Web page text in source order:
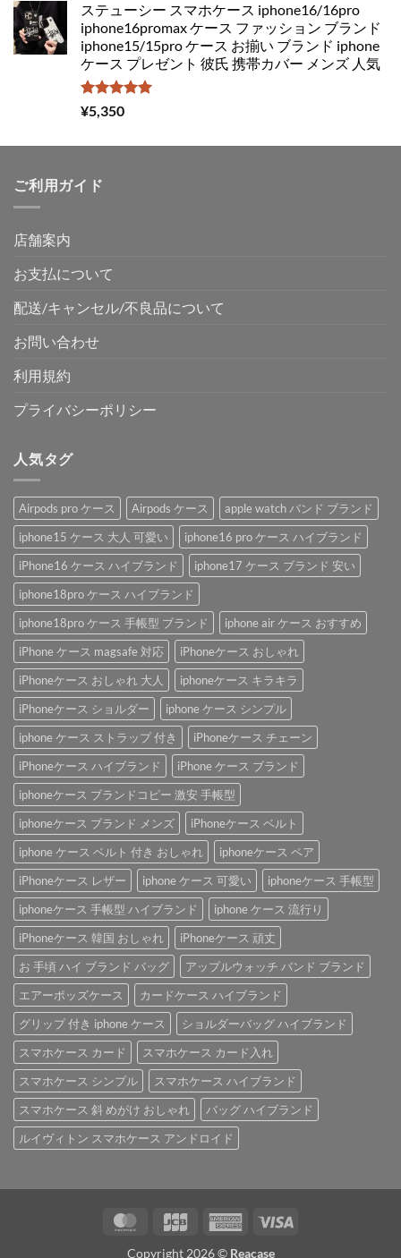
ステューシー スマホケース iphone16/16pro
iphone16promax ケース ファッション ブランド
iphone15/15pro ケース お揃い ブランド iphone
ケース プレゼント 彼氏 携帯カバー メンズ 人気
5段階中
5.00
¥5,350
ご利用ガイド
店舗案内
お支払について
配送/キャンセル/不良品について
お問い合わせ
利用規約
プライバシーポリシー
人気タグ
Airpods pro ケース Airpods ケース
apple watch バンド ブランド
iphone15 ケース 大人 可愛い
iphone16 pro ケース ハイブランド
iPhone16 ケース ハイブランド
iphone17 ケース ブランド 安い
iphone18pro ケース ハイブランド
iphone18pro ケース 手帳型 ブランド
iphone air ケース おすすめ
iPhone ケース magsafe 対応
iPhoneケース おしゃれ
iPhoneケース おしゃれ 大人
iphoneケース キラキラ
iPhoneケース ショルダー
iphone ケース シンプル
iphone ケース ストラップ 付き
iPhoneケース チェーン
iPhoneケース ハイブランド
iPhone ケース ブランド
iphoneケース ブランドコピー 激安 手帳型
iphoneケース ブランド メンズ
iPhoneケース ベルト
iphone ケース ベルト 付き おしゃれ
iphoneケース ペア
iPhoneケース レザー
iphone ケース 可愛い
iphoneケース 手帳型
iphoneケース 手帳型 ハイブランド
iphone ケース 流行り
iPhoneケース 韓国 おしゃれ
iPhoneケース 頑丈
お 手頃 ハイ ブランド バッグ
アップルウォッチ バンド ブランド
エアーポッズケース
カードケース ハイブランド
グリップ 付き iphone ケース
ショルダーバッグ ハイブランド
スマホケース カード
スマホケース カード入れ
スマホケース シンプル
スマホケース ハイブランド
スマホケース 斜 めがけ おしゃれ
バッグ ハイブランド
ルイヴィトン スマホケース アンドロイド
MasterCard
JCB
American
Copyright 2026 © Reacase